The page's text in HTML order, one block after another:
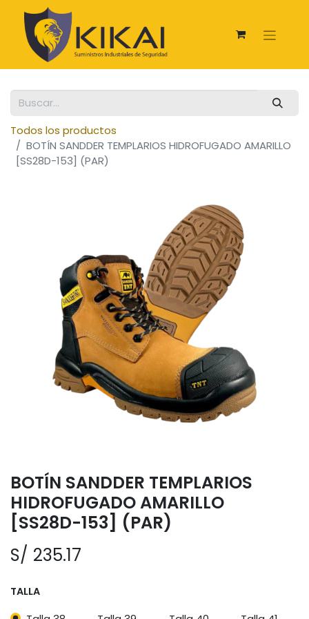
Todos los productos
BOTÍN SANDDER TEMPLARIOS HIDROFUGADO AMARILLO
[SS28D-153] (PAR)
BOTÍN SANDDER TEMPLARIOS
HIDROFUGADO AMARILLO
[SS28D-153] (PAR)
S/ 235.17
TALLA